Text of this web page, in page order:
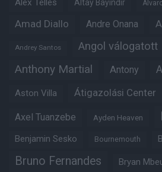
Alex Telles Altay Bayindir
Amad Diallo Andre Onana
Andrey Santos Angol válogatott
Anthony Martial Antony
Aston Villa Átigazolási Center
Axel Tuanzebe Ayden Heaven
Benjamin Sesko Bournemouth
Bruno Fernandes Bryan